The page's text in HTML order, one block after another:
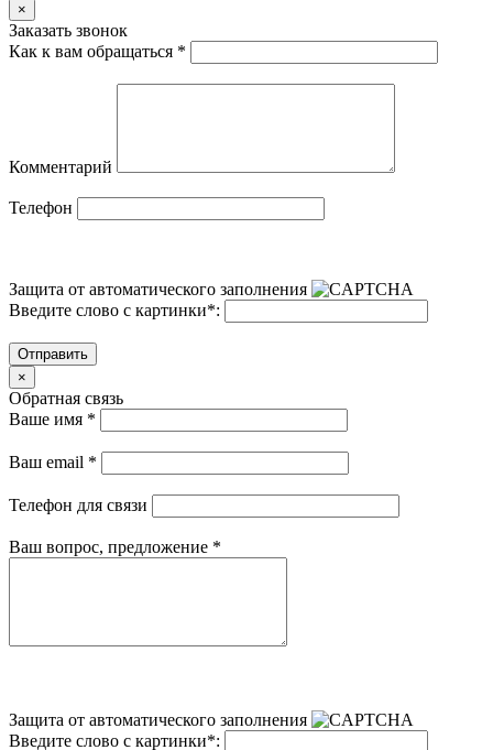
×
Заказать звонок
Как к вам обращаться *
Комментарий
Телефон
Защита от автоматического заполнения
Введите слово с картинки*:
Отправить
×
Обратная связь
Ваше имя *
Ваш email *
Телефон для связи
Ваш вопрос, предложение *
Защита от автоматического заполнения
Введите слово с картинки*: